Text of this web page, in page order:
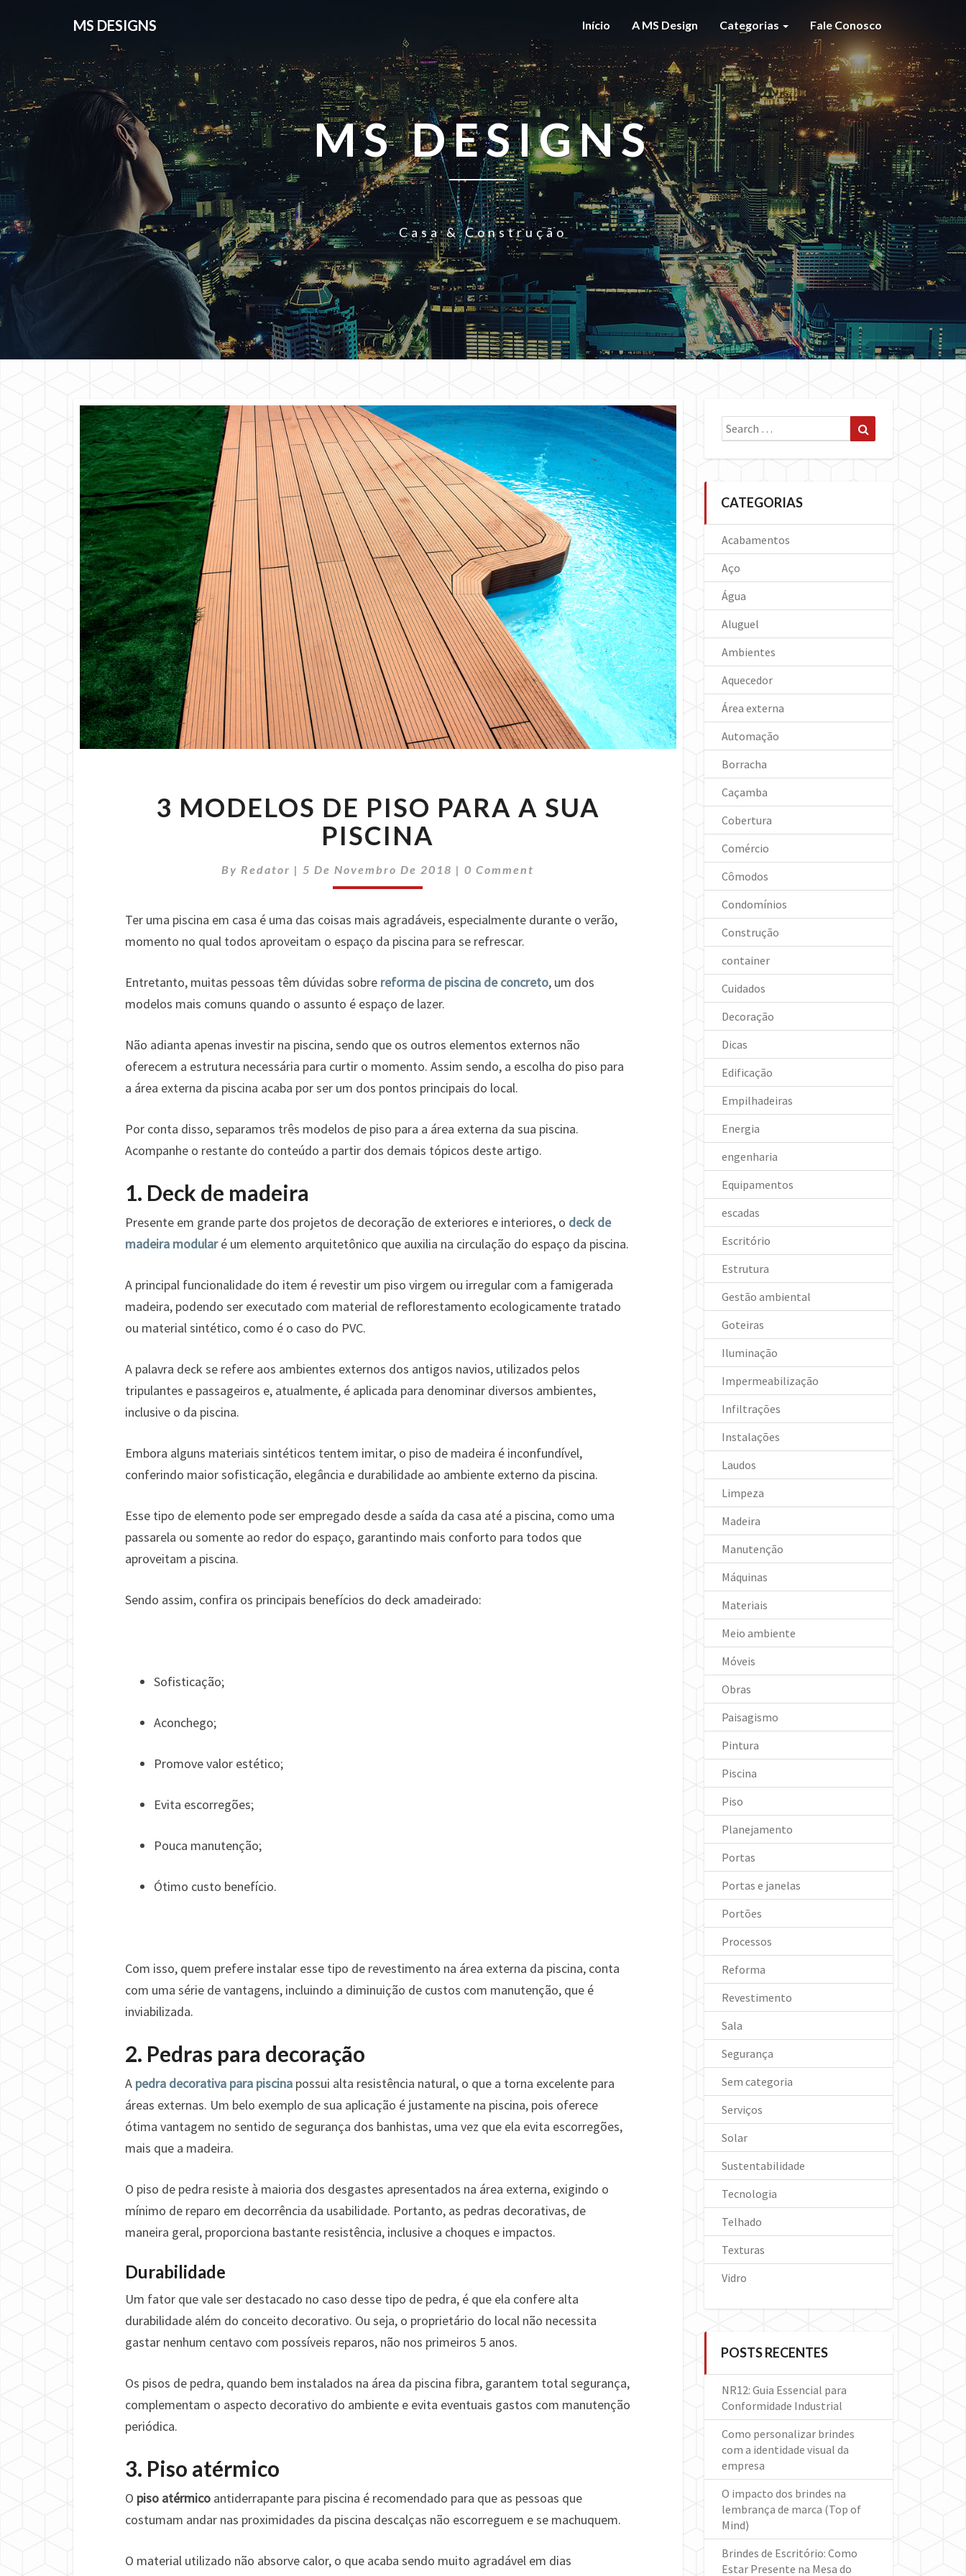
MS DESIGNS Início A MS Design Categorias Fale Conosco
MS DESIGNS
Casa & Construção
MODELOS
DE
PISO
A
PISCINA
3 MODELOS DE PISO PARA A SUA
PISCINA
By Redator | 5 De Novembro De 2018 |Comments
0 Comment
Ter uma piscina em casa é uma das coisas mais agradáveis, especialmente durante o verão,
momento no qual todos aproveitam o espaço da piscina para se refrescar.
Entretanto, muitas pessoas têm dúvidas sobre reforma de piscina de concreto, um dos
modelos mais comuns quando o assunto é espaço de lazer.
Não adianta apenas investir na piscina, sendo que os outros elementos externos não
oferecem a estrutura necessária para curtir o momento. Assim sendo, a escolha do piso para
a área externa da piscina acaba por ser um dos pontos principais do local.
Por conta disso, separamos três modelos de piso para a área externa da sua piscina.
Acompanhe o restante do conteúdo a partir dos demais tópicos deste artigo.
1. Deck de madeira
Presente em grande parte dos projetos de decoração de exteriores e interiores, o deck de
madeira modular é um elemento arquitetônico que auxilia na circulação do espaço da piscina.
A principal funcionalidade do item é revestir um piso virgem ou irregular com a famigerada
madeira, podendo ser executado com material de reflorestamento ecologicamente tratado
ou material sintético, como é o caso do PVC.
A palavra deck se refere aos ambientes externos dos antigos navios, utilizados pelos
tripulantes e passageiros e, atualmente, é aplicada para denominar diversos ambientes,
inclusive o da piscina.
Embora alguns materiais sintéticos tentem imitar, o piso de madeira é inconfundível,
conferindo maior sofisticação, elegância e durabilidade ao ambiente externo da piscina.
Esse tipo de elemento pode ser empregado desde a saída da casa até a piscina, como uma
passarela ou somente ao redor do espaço, garantindo mais conforto para todos que
aproveitam a piscina.
Sendo assim, confira os principais benefícios do deck amadeirado:
Sofisticação;
Aconchego;
Promove valor estético;
Evita escorregões;
Pouca manutenção;
Ótimo custo benefício.
Com isso, quem prefere instalar esse tipo de revestimento na área externa da piscina, conta
com uma série de vantagens, incluindo a diminuição de custos com manutenção, que é
inviabilizada.
2. Pedras para decoração
A pedra decorativa para piscina possui alta resistência natural, o que a torna excelente para
áreas externas. Um belo exemplo de sua aplicação é justamente na piscina, pois oferece
ótima vantagem no sentido de segurança dos banhistas, uma vez que ela evita escorregões,
mais que a madeira.
O piso de pedra resiste à maioria dos desgastes apresentados na área externa, exigindo o
mínimo de reparo em decorrência da usabilidade. Portanto, as pedras decorativas, de
maneira geral, proporciona bastante resistência, inclusive a choques e impactos.
Durabilidade
Um fator que vale ser destacado no caso desse tipo de pedra, é que ela confere alta
durabilidade além do conceito decorativo. Ou seja, o proprietário do local não necessita
gastar nenhum centavo com possíveis reparos, não nos primeiros 5 anos.
Os pisos de pedra, quando bem instalados na área da piscina fibra, garantem total segurança,
complementam o aspecto decorativo do ambiente e evita eventuais gastos com manutenção
periódica.
3. Piso atérmico
O piso atérmico antiderrapante para piscina é recomendado para que as pessoas que
costumam andar nas proximidades da piscina descalças não escorreguem e se machuquem.
O material utilizado não absorve calor, o que acaba sendo muito agradável em dias
Search
for:
CATEGORIAS
Acabamentos
Aço
Água
Aluguel
Ambientes
Aquecedor
Área externa
Automação
Borracha
Caçamba
Cobertura
Comércio
Cômodos
Condomínios
Construção
container
Cuidados
Decoração
Dicas
Edificação
Empilhadeiras
Energia
engenharia
Equipamentos
escadas
Escritório
Estrutura
Gestão ambiental
Goteiras
Iluminação
Impermeabilização
Infiltrações
Instalações
Laudos
Limpeza
Madeira
Manutenção
Máquinas
Materiais
Meio ambiente
Móveis
Obras
Paisagismo
Pintura
Piscina
Piso
Planejamento
Portas
Portas e janelas
Portões
Processos
Reforma
Revestimento
Sala
Segurança
Sem categoria
Serviços
Solar
Sustentabilidade
Tecnologia
Telhado
Texturas
Vidro
POSTS RECENTES
NR12: Guia Essencial para
Conformidade Industrial
Como personalizar brindes
com a identidade visual da
empresa
O impacto dos brindes na
lembrança de marca (Top of
Mind)
Brindes de Escritório: Como
Estar Presente na Mesa do